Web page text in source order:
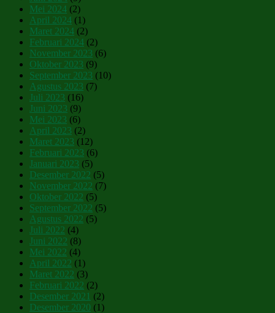
Mei 2024 (2)
April 2024 (1)
Maret 2024 (2)
Februari 2024 (2)
November 2023 (6)
Oktober 2023 (9)
September 2023 (10)
Agustus 2023 (7)
Juli 2023 (16)
Juni 2023 (9)
Mei 2023 (6)
April 2023 (2)
Maret 2023 (12)
Februari 2023 (6)
Januari 2023 (5)
Desember 2022 (5)
November 2022 (7)
Oktober 2022 (5)
September 2022 (5)
Agustus 2022 (5)
Juli 2022 (4)
Juni 2022 (8)
Mei 2022 (4)
April 2022 (1)
Maret 2022 (3)
Februari 2022 (2)
Desember 2021 (2)
Desember 2020 (1)